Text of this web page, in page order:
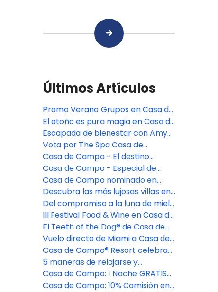
Últimos Artículos
Promo Verano Grupos en Casa de
Campo
El otoño es pura magia en Casa de
Campo
Escapada de bienestar con Amy
Rosoff Davis
Vota por The Spa Casa de
Campo®...
Casa de Campo - El destino
perfecto para vacaciones en
familia
Casa de Campo - Especial de
Mayo
Casa de Campo nominado en
Readers’ Choice Awards 2025
Descubra las más lujosas villas en
la República Dominicana
Del compromiso a la luna de miel:
Un romance perfecto en Casa De
Campo
III Festival Food & Wine en Casa de
Campo Resort
El Teeth of the Dog® de Casa de
Campo, será restaurado por
completo en el 2025
Vuelo directo de Miami a Casa de
Campo Resort
Casa de Campo® Resort celebra
su memorable aniversario de 50
años
5 maneras de relajarse y
rejuvenecer en el SPA Casa de
Campo®
Casa de Campo: 1 Noche GRATIS
por cada 7 noches reservadas!
Casa de Campo: 10% Comisión en